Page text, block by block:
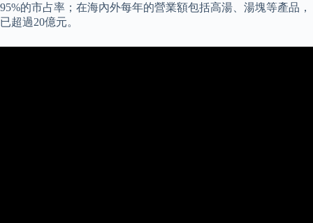
95%的市占率；在海內外每年的營業額包括高湯、湯塊等產品，
已超過20億元。